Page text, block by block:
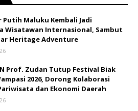
Putih Maluku Kembali Jadi
Wisatawan Internasional, Sambut
Heritage Adventure
Prof. Zudan Tutup Festival Biak
2026, Dorong Kolaborasi
dan Ekonomi Daerah